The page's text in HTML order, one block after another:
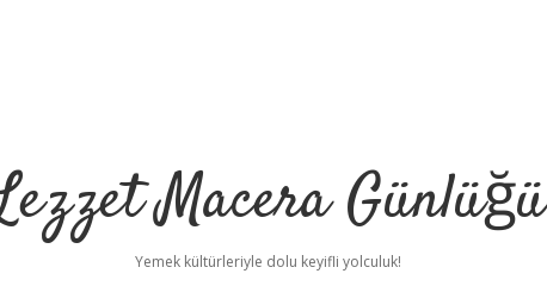
Macera Günlüğü
Yemek kültürleriyle dolu keyifli yolculuk!